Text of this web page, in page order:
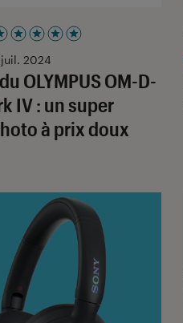
OLYMPUS OM-D-
IV : un super
à prix doux
5 étoiles sur 5
2024